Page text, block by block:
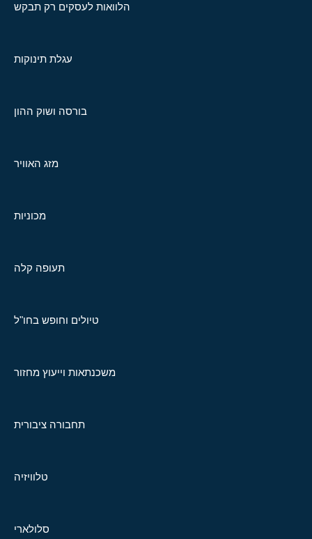
הלוואות לעסקים רק תבקש
עגלת תינוקות
בורסה ושוק ההון
מזג האוויר
מכוניות
תעופה קלה
טיולים וחופש בחו"ל
משכנתאות וייעוץ מחזור
תחבורה ציבורית
טלוויזיה
סלולארי